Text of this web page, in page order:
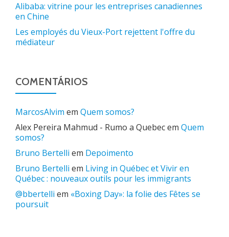
Alibaba: vitrine pour les entreprises canadiennes
en Chine
Les employés du Vieux-Port rejettent l'offre du
médiateur
COMENTÁRIOS
MarcosAlvim em Quem somos?
Alex Pereira Mahmud - Rumo a Quebecem Quem
somos?
Bruno Bertelli em Depoimento
Bruno Bertelli em Living in Québec et Vivir en
Québec : nouveaux outils pour les immigrants
@bbertelli em «Boxing Day»: la folie des Fêtes se
poursuit